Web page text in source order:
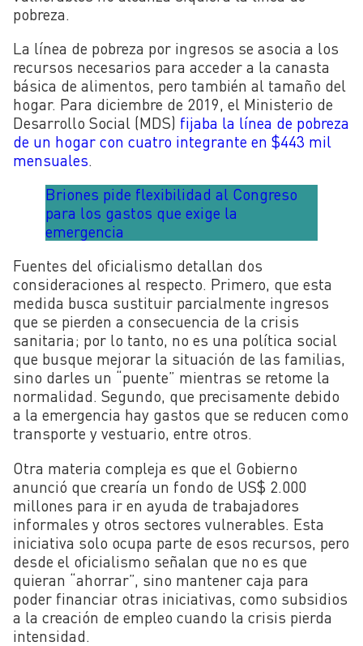
pobreza.
La línea de pobreza por ingresos se asocia a los
recursos necesarios para acceder a la canasta
básica de alimentos, pero también al tamaño del
hogar. Para diciembre de 2019, el Ministerio de
Desarrollo Social (MDS) fijaba la línea de pobreza
de un hogar con cuatro integrante en $443 mil
mensuales.
Briones pide flexibilidad al Congreso
para los gastos que exige la
emergencia
Fuentes del oficialismo detallan dos
consideraciones al respecto. Primero, que esta
medida busca sustituir parcialmente ingresos
que se pierden a consecuencia de la crisis
sanitaria; por lo tanto, no es una política social
que busque mejorar la situación de las familias,
sino darles un “puente” mientras se retome la
normalidad. Segundo, que precisamente debido
a la emergencia hay gastos que se reducen como
transporte y vestuario, entre otros.
Otra materia compleja es que el Gobierno
anunció que crearía un fondo de US$ 2.000
millones para ir en ayuda de trabajadores
informales y otros sectores vulnerables. Esta
iniciativa solo ocupa parte de esos recursos, pero
desde el oficialismo señalan que no es que
quieran “ahorrar”, sino mantener caja para
poder financiar otras iniciativas, como subsidios
a la creación de empleo cuando la crisis pierda
intensidad.